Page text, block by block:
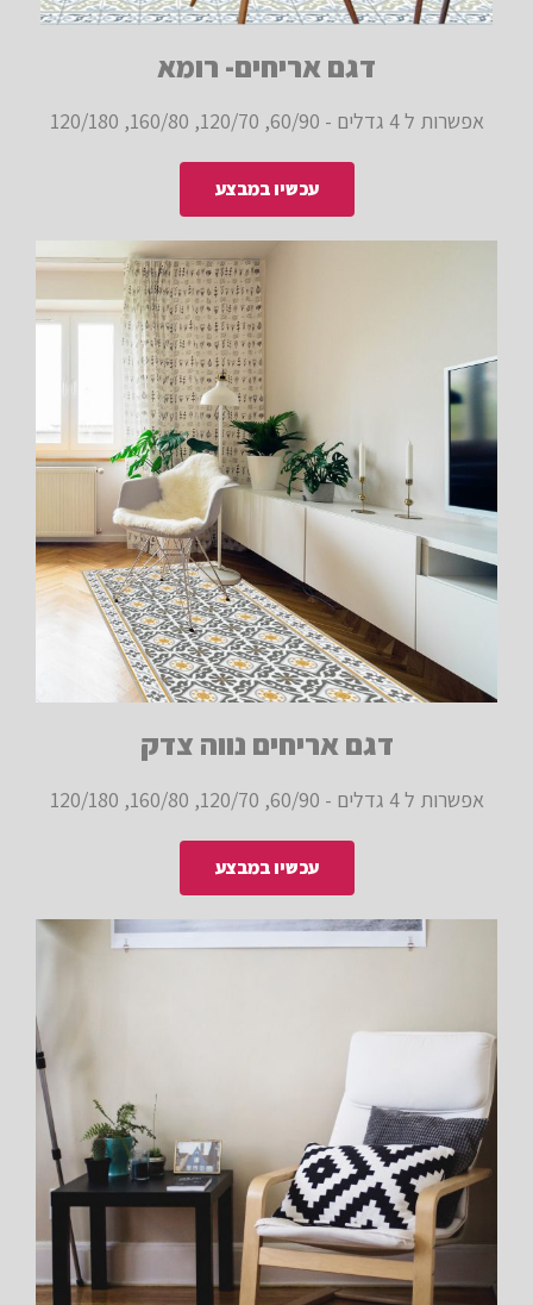
דגם אריחים- רומא
אפשרות ל 4 גדלים - 60/90, 120/70, 160/80, 120/180
עכשיו במבצע
דגם אריחים נווה צדק
אפשרות ל 4 גדלים - 60/90, 120/70, 160/80, 120/180
עכשיו במבצע